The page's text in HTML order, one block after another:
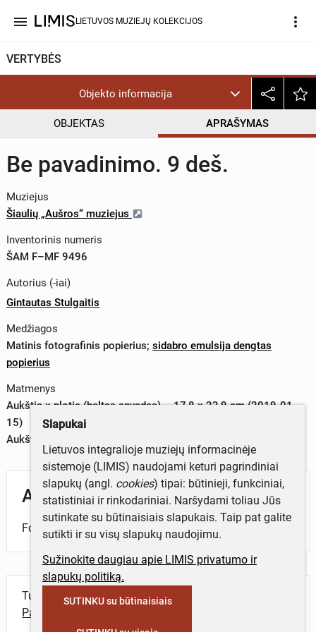
menu LIETUVOS MUZIEJŲ KOLEKCIJOS more_vert
VERTYBĖS
Objekto informacija
OBJEKTAS APRAŠYMAS
Be pavadinimo. 9 deš.
Muziejus
Šiaulių „Aušros“ muziejus
Inventorinis numeris
ŠAM F–MF 9496
Autorius (-iai)
Gintautas Stulgaitis
Medžiagos
Matinis fotografinis popierius; sidabro emulsija dengtas
popierius
Matmenys
Aukštis x plotis (baltas apvadas) – 17,8 x 23,9 cm (2019-01-
15)
Aukštis x plotis (vaizdas) – 13,7 x 18,9 cm (2019-01-15)
Aprašymas
Fotografijoje – šešėlių žaismas.
Turite daugiau informacijos apie objektą?
Parašykite mums!
Slapukai
Lietuvos integralioje muziejų informacinėje
sistemoje (LIMIS) naudojami keturi pagrindiniai
slapukų (angl. cookies) tipai: būtinieji, funkciniai,
statistiniai ir rinkodariniai. Naršydami toliau Jūs
sutinkate su būtinaisiais slapukais. Taip pat galite
sutikti ir su visų slapukų naudojimu.
Sužinokite daugiau apie LIMIS privatumo ir
slapukų politiką.
SUTINKU su būtinaisiais